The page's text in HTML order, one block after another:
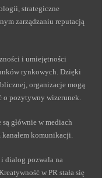
strategiczne
zarządzaniu reputacją
i umiejętności
rynkowych. Dzięki
organizacje mogą
o pozytywny wizerunek.
głównie w mediach
komunikacji.
i dialog pozwala na
w PR stała się